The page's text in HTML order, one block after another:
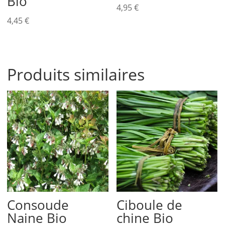
4,45€
4,95€
Produits similaires
Consoude
Naine Bio
Ciboule de
chine Bio